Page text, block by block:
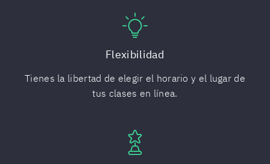
Flexibilidad
Tienes la libertad de elegir el horario y el lugar de
tus clases en línea.